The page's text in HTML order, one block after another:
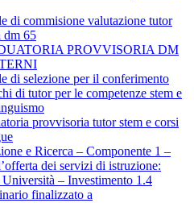
di commisione valutazione tutor
dm 65
PROVVISORIA DM
di selezione per il conferimento
di tutor per le competenze stem e
provvisoria tutor stem e corsi
e Ricerca – Componente 1 –
dei servizi di istruzione:
– Investimento 1.4
finalizzato a